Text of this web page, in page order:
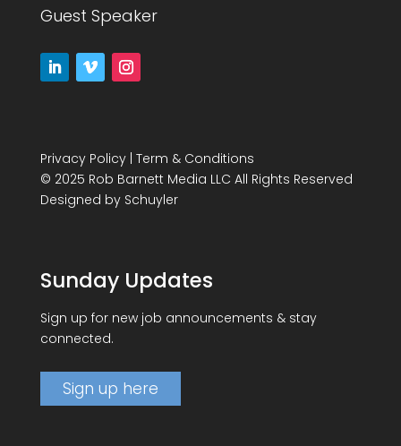
Guest Speaker
Privacy Policy| Term & Conditions
© 2025 Rob Barnett Media LLC All Rights Reserved
Designed by Schuyler
Sunday Updates
Sign up for new job announcements & stay
connected.
Sign up here